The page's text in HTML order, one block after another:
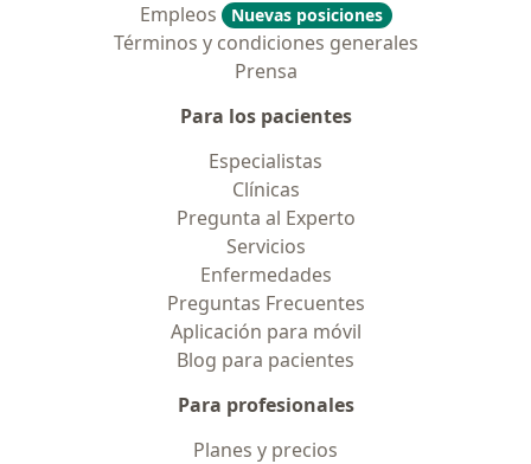
Empleos
Nuevas posiciones
Términos y condiciones generales
Prensa
Para los pacientes
Especialistas
Clínicas
Pregunta al Experto
Servicios
Enfermedades
Preguntas Frecuentes
Aplicación para móvil
Blog para pacientes
Para profesionales
Planes y precios